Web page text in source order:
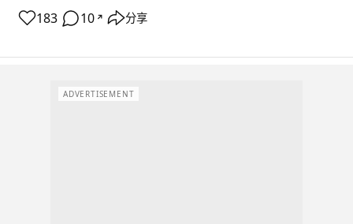
183 10 ↗ 分享
ADVERTISEMENT